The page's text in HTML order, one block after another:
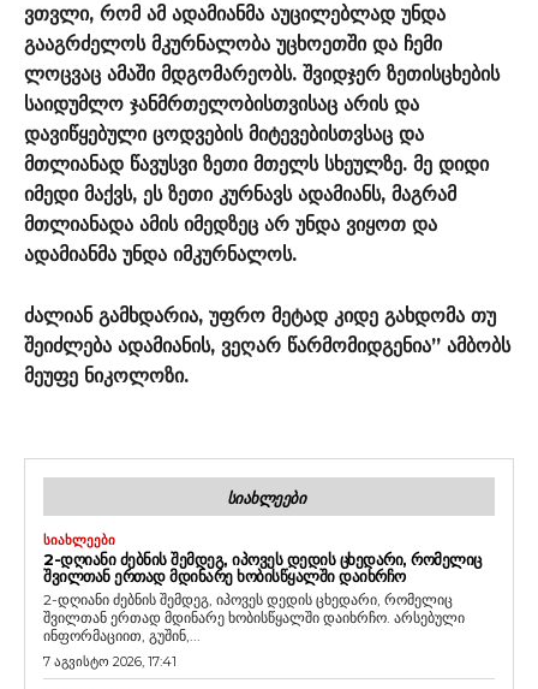
ვთვლი, რომ ამ ადამიანმა აუცილებლად უნდა
გააგრძელოს მკურნალობა უცხოეთში და ჩემი
ლოცვაც ამაში მდგომარეობს. შვიდჯერ ზეთისცხების
საიდუმლო ჯანმრთელობისთვისაც არის და
დავიწყებული ცოდვების მიტევებისთვსაც და
მთლიანად წავუსვი ზეთი მთელს სხეულზე. მე დიდი
იმედი მაქვს, ეს ზეთი კურნავს ადამიანს, მაგრამ
მთლიანადა ამის იმედზეც არ უნდა ვიყოთ და
ადამიანმა უნდა იმკურნალოს.
ძალიან გამხდარია, უფრო მეტად კიდე გახდომა თუ
შეიძლება ადამიანის, ვეღარ წარმომიდგენია” ამბობს
მეუფე ნიკოლოზი.
ᲡᲘᲐᲮᲚᲔᲔᲑᲘ
ᲡᲘᲐᲮᲚᲔᲔᲑᲘ
2-ᲓᲦᲘᲐᲜᲘ ᲫᲔᲑᲜᲘᲡ ᲨᲔᲛᲓᲔᲒ, ᲘᲞᲝᲕᲔᲡ ᲓᲔᲓᲘᲡ ᲪᲮᲔᲓᲐᲠᲘ, ᲠᲝᲛᲔᲚᲘᲪ
ᲨᲕᲘᲚᲗᲐᲜ ᲔᲠᲗᲐᲓ ᲛᲓᲘᲜᲐᲠᲔ ᲮᲝᲑᲘᲡᲬᲧᲐᲚᲨᲘ ᲓᲐᲘᲮᲠᲩᲝ
2-დღიანი ძებნის შემდეგ, იპოვეს დედის ცხედარი, რომელიც
შვილთან ერთად მდინარე ხობისწყალში დაიხრჩო. არსებული
ინფორმაციით, გუშინ,...
7 აგვისტო 2026, 17:41